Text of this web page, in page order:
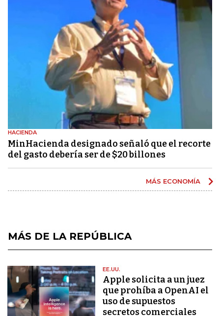
HACIENDA
MinHacienda designado señaló que el recorte
del gasto debería ser de $20 billones
MÁS ECONOMÍA
MÁS DE LA REPÚBLICA
EE.UU.
Apple solicita a un juez
que prohíba a OpenAI el
uso de supuestos
secretos comerciales